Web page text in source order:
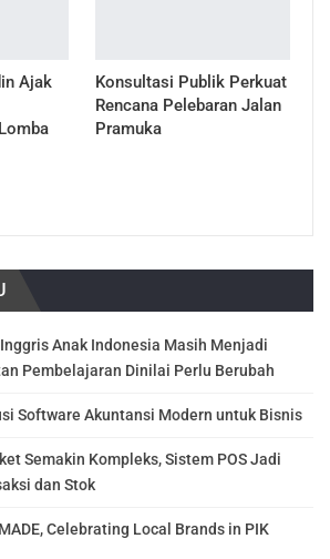
Ajak
Konsultasi Publik Perkuat
Rencana Pelebaran Jalan
Pramuka
Anak Indonesia Masih Menjadi
Pembelajaran Dinilai Perlu Berubah
Software Akuntansi Modern untuk Bisnis
Semakin Kompleks, Sistem POS Jadi
dan Stok
Celebrating Local Brands in PIK